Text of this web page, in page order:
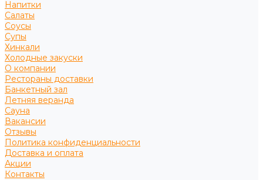
Напитки
Салаты
Соусы
Супы
Хинкали
Холодные закуски
О компании
Рестораны доставки
Банкетный зал
Летняя веранда
Сауна
Вакансии
Отзывы
Политика конфиденциальности
Доставка и оплата
Акции
Контакты